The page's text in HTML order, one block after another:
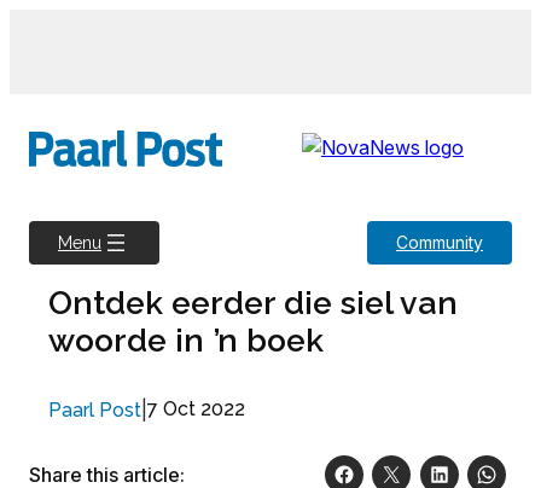
Menu Community
Ontdek eerder die siel van
woorde in ’n boek
Paarl Post 7 Oct 2022
Share this article: